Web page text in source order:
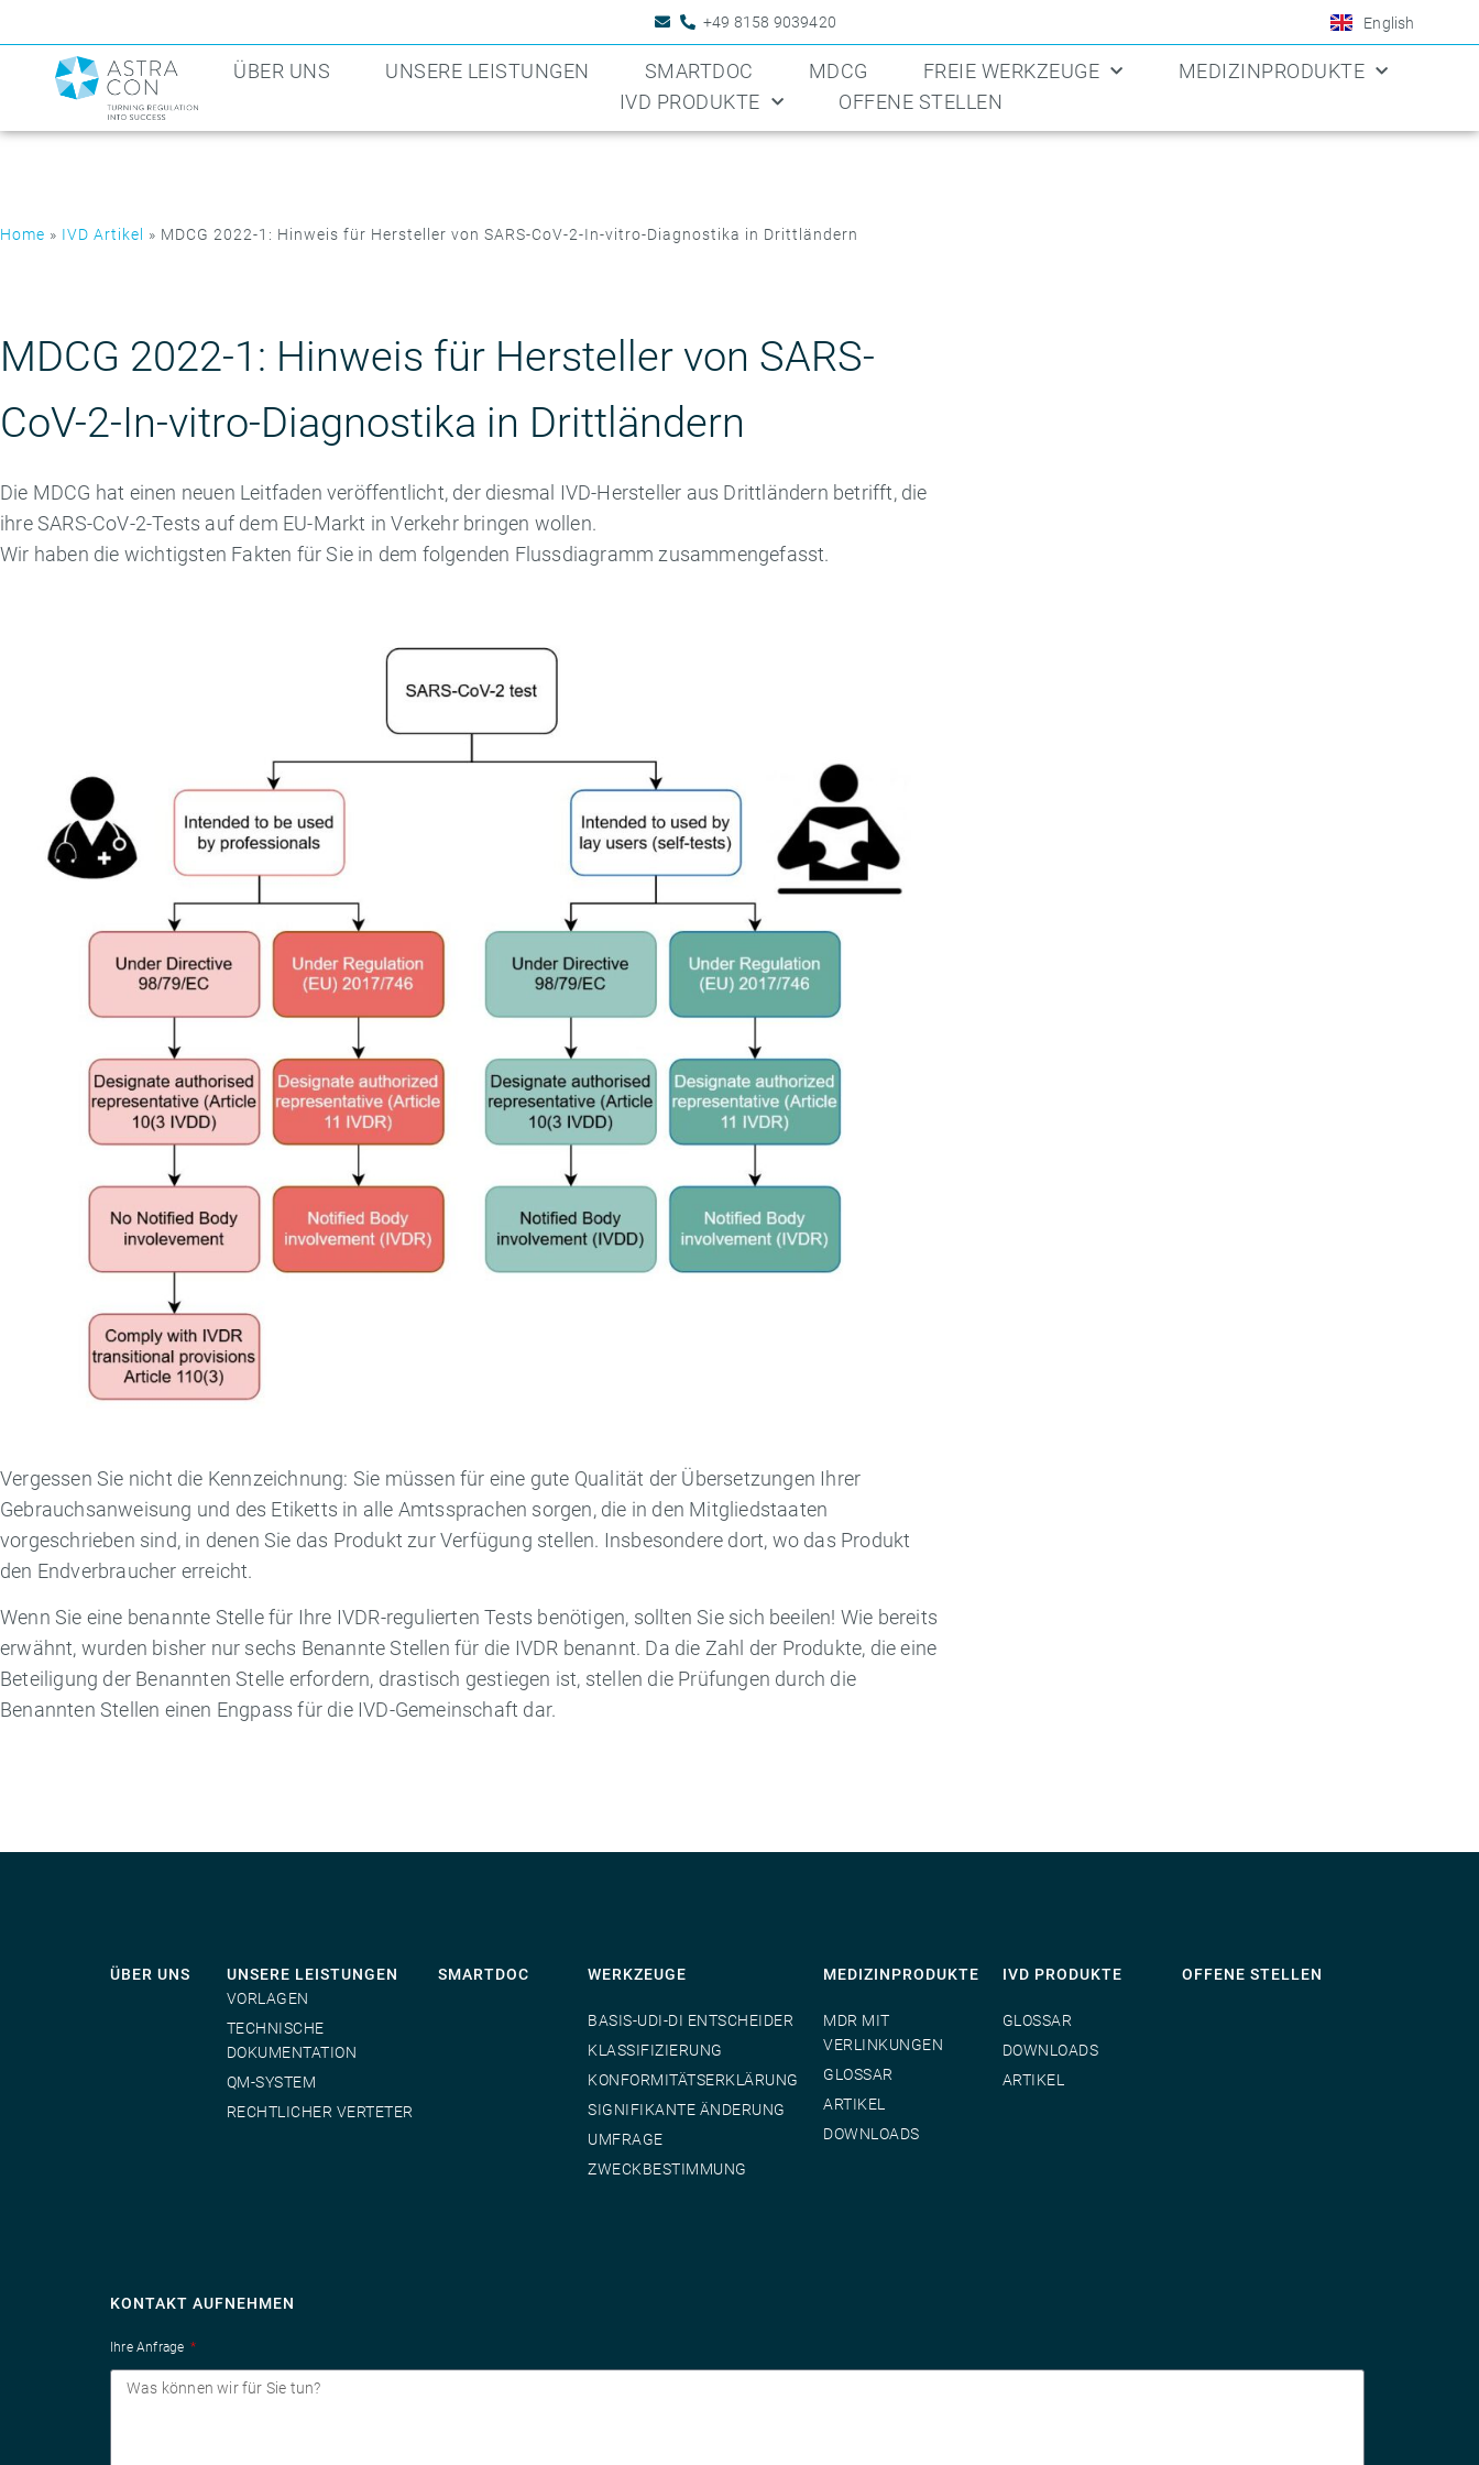
+49 8158 9039420 English
ÜBER UNS UNSERE LEISTUNGEN SMARTDOC MDCG FREIE WERKZEUGE
MEDIZINPRODUKTE
IVD PRODUKTE
OFFENE STELLEN
Home » IVD Artikel » MDCG 2022-1: Hinweis für Hersteller von SARS-CoV-2-In-vitro-Diagnostika in Drittländern
MDCG 2022-1: Hinweis für Hersteller von SARS-
CoV-2-In-vitro-Diagnostika in Drittländern
Die MDCG hat einen neuen Leitfaden veröffentlicht, der diesmal IVD-Hersteller aus Drittländern betrifft, die
ihre SARS-CoV-2-Tests auf dem EU-Markt in Verkehr bringen wollen.
Wir haben die wichtigsten Fakten für Sie in dem folgenden Flussdiagramm zusammengefasst.
Vergessen Sie nicht die Kennzeichnung: Sie müssen für eine gute Qualität der Übersetzungen Ihrer
Gebrauchsanweisung und des Etiketts in alle Amtssprachen sorgen, die in den Mitgliedstaaten
vorgeschrieben sind, in denen Sie das Produkt zur Verfügung stellen. Insbesondere dort, wo das Produkt
den Endverbraucher erreicht.
Wenn Sie eine benannte Stelle für Ihre IVDR-regulierten Tests benötigen, sollten Sie sich beeilen! Wie bereits
erwähnt, wurden bisher nur sechs Benannte Stellen für die IVDR benannt. Da die Zahl der Produkte, die eine
Beteiligung der Benannten Stelle erfordern, drastisch gestiegen ist, stellen die Prüfungen durch die
Benannten Stellen einen Engpass für die IVD-Gemeinschaft dar.
ÜBER UNS
UNSERE LEISTUNGEN
VORLAGEN
TECHNISCHE
DOKUMENTATION
QM-SYSTEM
RECHTLICHER VERTETER
SMARTDOC WERKZEUGE
BASIS-UDI-DI ENTSCHEIDER
KLASSIFIZIERUNG
KONFORMITÄTSERKLÄRUNG
SIGNIFIKANTE ÄNDERUNG
UMFRAGE
ZWECKBESTIMMUNG
MEDIZINPRODUKTE
MDR MIT
VERLINKUNGEN
GLOSSAR
ARTIKEL
DOWNLOADS
IVD PRODUKTE
GLOSSAR
DOWNLOADS
ARTIKEL
OFFENE STELLEN
KONTAKT AUFNEHMEN
Ihre Anfrage